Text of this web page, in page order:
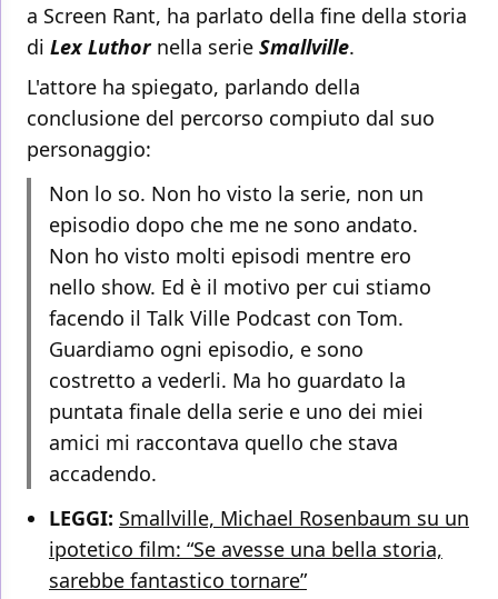
a Screen Rant, ha parlato della fine della storia
di Lex Luthornella serie Smallville.
L'attore ha spiegato, parlando della
conclusione del percorso compiuto dal suo
personaggio:
Non lo so. Non ho visto la serie, non un
episodio dopo che me ne sono andato.
Non ho visto molti episodi mentre ero
nello show. Ed è il motivo per cui stiamo
facendo il Talk Ville Podcast con Tom.
Guardiamo ogni episodio, e sono
costretto a vederli. Ma ho guardato la
puntata finale della serie e uno dei miei
amici mi raccontava quello che stava
accadendo.
LEGGI: Smallville, Michael Rosenbaum su un
ipotetico film: “Se avesse una bella storia,
sarebbe fantastico tornare”